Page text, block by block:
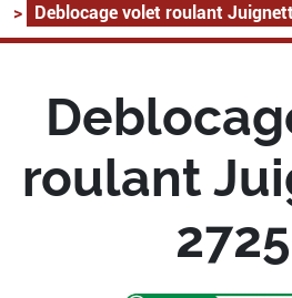
>
Deblocage volet roulant
roulant